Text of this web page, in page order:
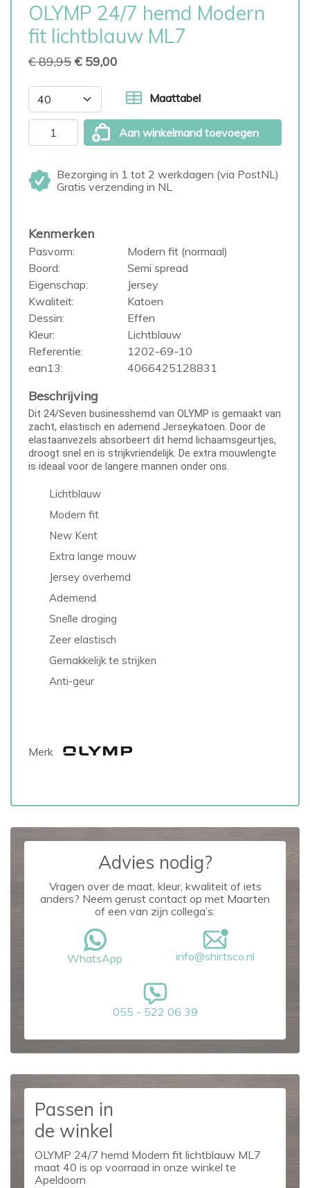
OLYMP 24/7 hemd Modern
fit lichtblauw ML7
€ 89,95 € 59,00
Maattabel
Aan winkelmand toevoegen
Bezorging in 1 tot 2 werkdagen (via PostNL)
Gratis verzending in NL
Kenmerken
Pasvorm:
Modern fit (normaal)
Boord:
Semi spread
Eigenschap:
Jersey
Kwaliteit:
Katoen
Dessin:
Effen
Kleur:
Lichtblauw
Referentie:
1202-69-10
ean13:
4066425128831
Beschrijving
Dit 24/Seven businesshemd van OLYMP is gemaakt van
zacht, elastisch en ademend Jerseykatoen. Door de
elastaanvezels absorbeert dit hemd lichaamsgeurtjes,
droogt snel en is strijkvriendelijk. De extra mouwlengte
is ideaal voor de langere mannen onder ons.
Lichtblauw
Modern fit
New Kent
Extra lange mouw
Jersey overhemd
Ademend
Snelle droging
Zeer elastisch
Gemakkelijk te strijken
Anti-geur
Merk
Advies nodig?
Vragen over de maat, kleur, kwaliteit of iets
anders? Neem gerust contact op met Maarten
of een van zijn collega’s:
WhatsApp info@shirtsco.nl
055 - 522 06 39
Passen in
de winkel
OLYMP 24/7 hemd Modern fit lichtblauw ML7
maat 40 is op voorraad in onze winkel te
Apeldoorn